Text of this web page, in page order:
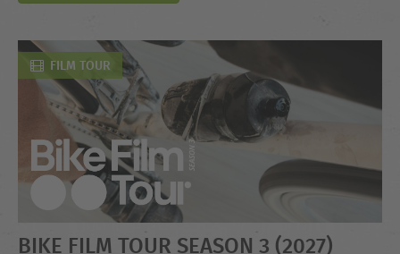
FILM TOUR
BIKE FILM TOUR SEASON 3 (2027)